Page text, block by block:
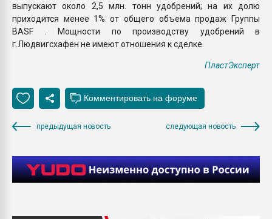
выпускают около 2,5 млн. тонн удобрений; на их долю
приходится менее 1% от общего объема продаж Группы
BASF . Мощности по производству удобрений в
г.Людвигсхафен не имеют отношения к сделке.
ПластЭксперт
предыдущая новость следующая новость